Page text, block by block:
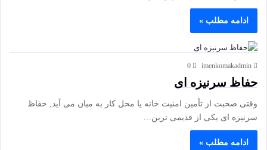
ادامه مطلب »
imenkomakadmin
0
حفاظ سرنیزه ای
وقتی صحبت از تأمین امنیت خانه یا محل کار به میان می آید, حفاظ
سرنیزه ای یکی از قدیمی ترین…
ادامه مطلب »